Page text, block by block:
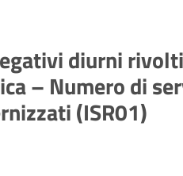
diurni
– Numero di
(ISR01)